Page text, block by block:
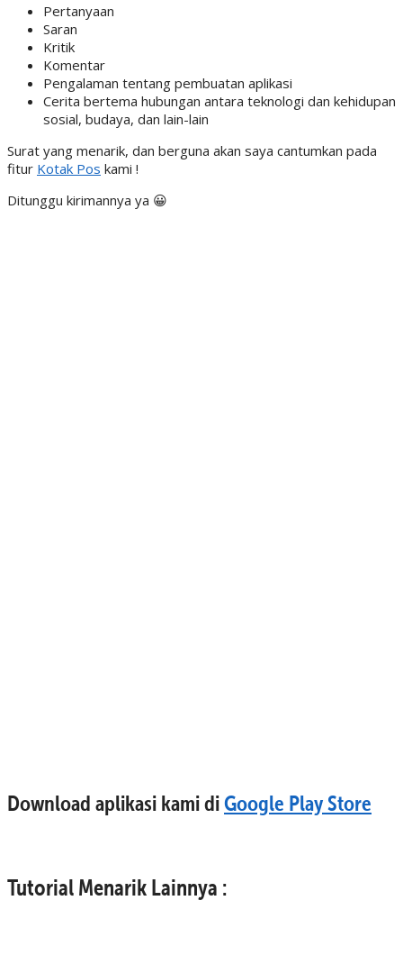
Pertanyaan
Saran
Kritik
Komentar
Pengalaman tentang pembuatan aplikasi
Cerita bertema hubungan antara teknologi dan kehidupan
sosial, budaya, dan lain-lain
Surat yang menarik, dan berguna akan saya cantumkan pada
fitur Kotak Pos kami !
Ditunggu kirimannya ya 😀
Download aplikasi kami diGoogle Play Store
Tutorial Menarik Lainnya :